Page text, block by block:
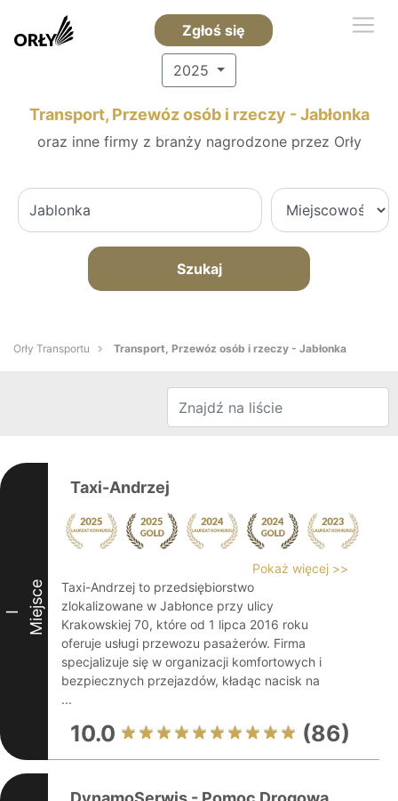
Zgłoś się
2025
Transport, Przewóz osób i rzeczy - Jabłonka
oraz inne firmy z branży nagrodzone przez Orły
Szukaj
Orły Transportu Transport, Przewóz osób i rzeczy - Jabłonka
I Miejsce
Taxi-Andrzej
Pokaż więcej >>
Taxi-Andrzej to przedsiębiorstwo
zlokalizowane w Jabłonce przy ulicy
Krakowskiej 70, które od 1 lipca 2016 roku
oferuje usługi przewozu pasażerów. Firma
specjalizuje się w organizacji komfortowych i
bezpiecznych przejazdów, kładąc nacisk na
...
10.0 (86)